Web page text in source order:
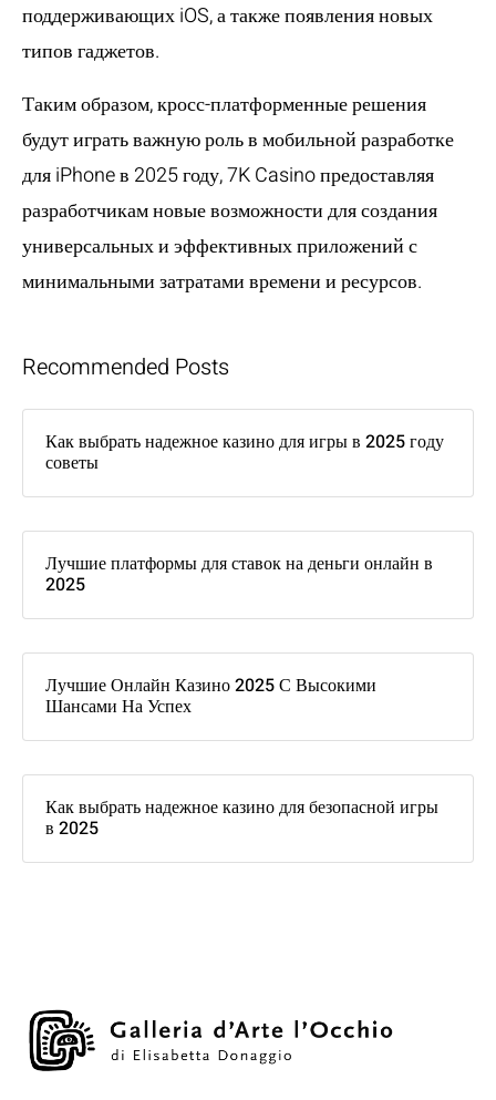
поддерживающих iOS, а также появления новых
типов гаджетов.
Таким образом, кросс-платформенные решения
будут играть важную роль в мобильной разработке
для iPhone в 2025 году,7K Casinoпредоставляя
разработчикам новые возможности для создания
универсальных и эффективных приложений с
минимальными затратами времени и ресурсов.
Recommended Posts
Как выбрать надежное казино для игры в 2025 году
советы
Лучшие платформы для ставок на деньги онлайн в
2025
Лучшие Онлайн Казино 2025 С Высокими
Шансами На Успех
Как выбрать надежное казино для безопасной игры
в 2025